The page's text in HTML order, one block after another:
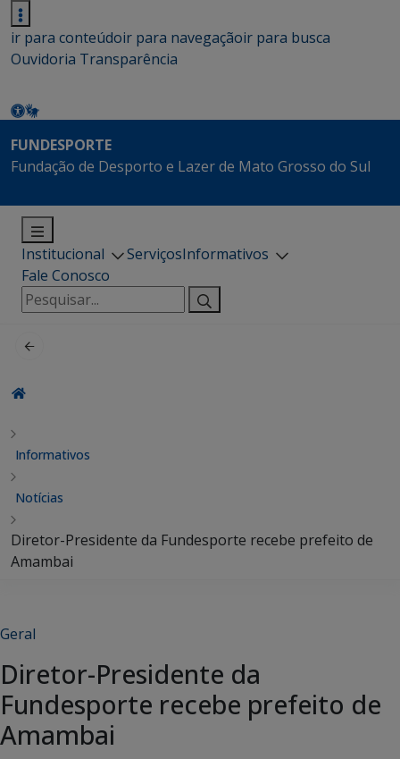
ir para conteúdoir para navegaçãoir para busca
Ouvidoria Transparência
FUNDESPORTE
Fundação de Desporto e Lazer de Mato Grosso do Sul
Institucional ServiçosInformativos
Fale Conosco
Pesquisar
por:
Informativos
Notícias
Diretor-Presidente da Fundesporte recebe prefeito de
Amambai
Geral
Diretor-Presidente da
Fundesporte recebe prefeito de
Amambai